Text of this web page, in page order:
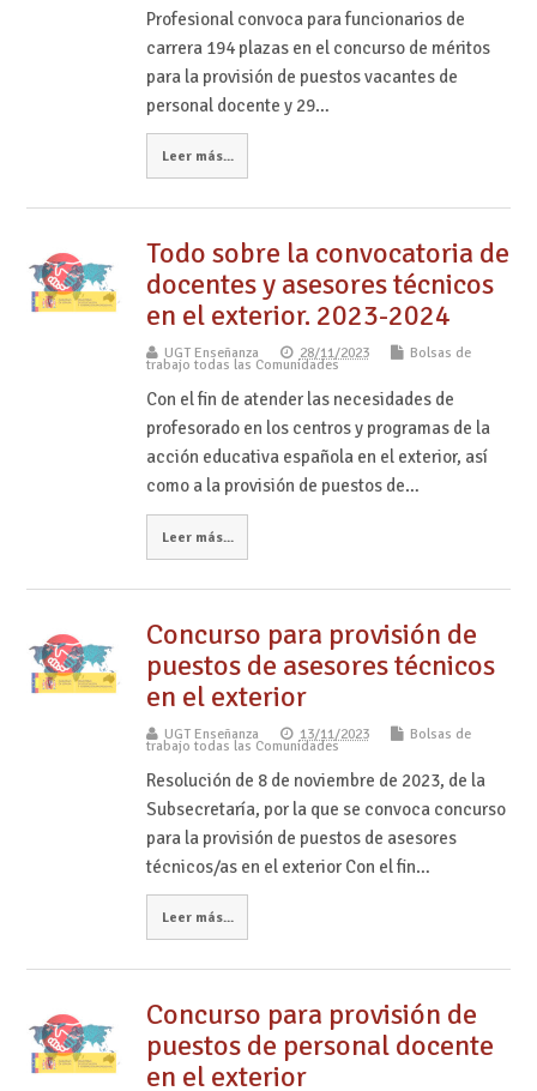
Profesional convoca para funcionarios de
carrera 194 plazas en el concurso de méritos
para la provisión de puestos vacantes de
personal docente y 29…
Leer más...
Todo sobre la convocatoria de
docentes y asesores técnicos
en el exterior. 2023-2024
UGT Enseñanza 28/11/2023 Bolsas de
trabajo todas las Comunidades
Con el fin de atender las necesidades de
profesorado en los centros y programas de la
acción educativa española en el exterior, así
como a la provisión de puestos de…
Leer más...
Concurso para provisión de
puestos de asesores técnicos
en el exterior
UGT Enseñanza 13/11/2023 Bolsas de
trabajo todas las Comunidades
Resolución de 8 de noviembre de 2023, de la
Subsecretaría, por la que se convoca concurso
para la provisión de puestos de asesores
técnicos/as en el exterior Con el fin…
Leer más...
Concurso para provisión de
puestos de personal docente
en el exterior